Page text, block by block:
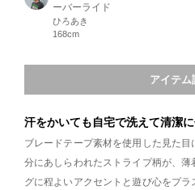
ーバーライド
ひろあき
168cm
アイテム
汗をかいても自宅で洗えて清潔
ブレードテープ素材を使用した見た
分にあしらわれたストライプ柄が、
グに程よいアクセントと遊び心をプ